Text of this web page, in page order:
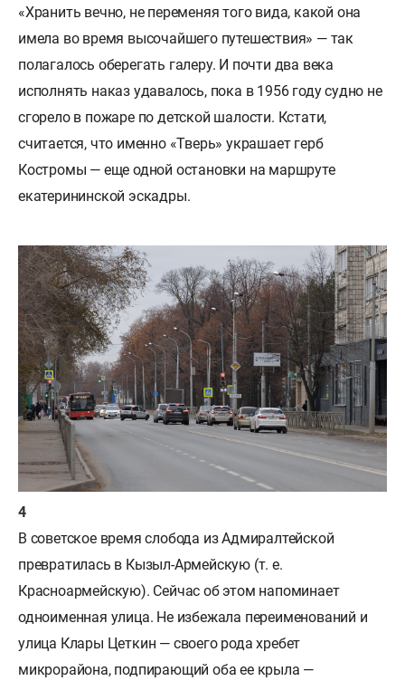
«Хранить вечно, не переменяя того вида, какой она
имела во время высочайшего путешествия» — так
полагалось оберегать галеру. И почти два века
исполнять наказ удавалось, пока в 1956 году судно не
сгорело в пожаре по детской шалости. Кстати,
считается, что именно «Тверь» украшает герб
Костромы — еще одной остановки на маршруте
екатерининской эскадры.
В советское время слобода из Адмиралтейской
превратилась в Кызыл-Армейскую (т. е.
Красноармейскую). Сейчас об этом напоминает
одноименная улица. Не избежала переименований и
улица Клары Цеткин — своего рода хребет
микрорайона, подпирающий оба ее крыла —